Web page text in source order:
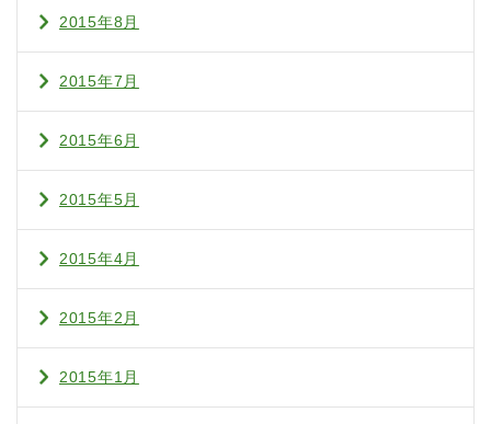
2015年8月
2015年7月
2015年6月
2015年5月
2015年4月
2015年2月
2015年1月